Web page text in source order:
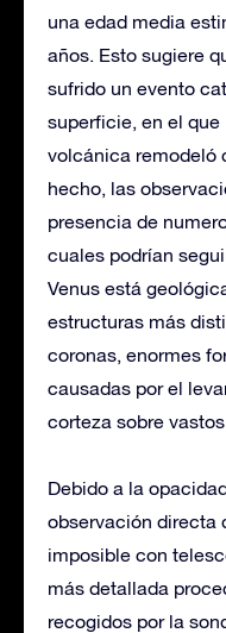
una edad media
años. Esto sugiere
sufrido un evento
superficie, en el
volcánica remodeló
hecho, las
presencia de
cuales podrían
Venus está
estructuras más
coronas, enormes
causadas por el
corteza sobre
Debido a la
observación directa
imposible con
más detallada
recogidos por la